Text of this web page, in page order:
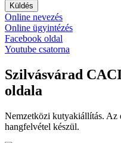
Küldés
Online nevezés
Online ügyintézés
Facebook oldal
Youtube csatorna
Szilvásvárad
oldala
Nemzetközi kutyakiállítás. Az
hangfelvétel készül.